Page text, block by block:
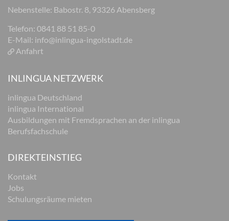
Nebenstelle: Babostr. 8, 93326 Abensberg
Telefon: 0841 88 51 85-0
E-Mail: info@inlingua-ingolstadt.de
Anfahrt
INLINGUA NETZWERK
inlingua Deutschland
inlingua International
Ausbildungen mit Fremdsprachen an der inlingua
Berufsfachschule
DIREKTEINSTIEG
Kontakt
Jobs
Schulungsräume mieten